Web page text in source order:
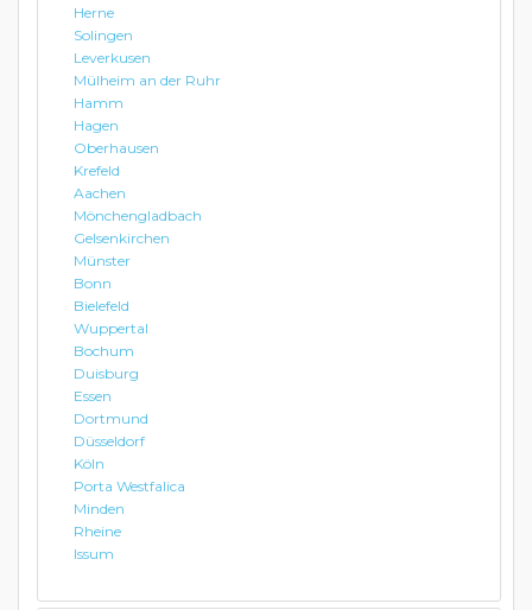
Herne
Solingen
Leverkusen
Mülheim an der Ruhr
Hamm
Hagen
Oberhausen
Krefeld
Aachen
Mönchengladbach
Gelsenkirchen
Münster
Bonn
Bielefeld
Wuppertal
Bochum
Duisburg
Essen
Dortmund
Düsseldorf
Köln
Porta Westfalica
Minden
Rheine
Issum